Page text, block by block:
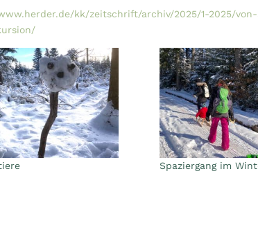
kk/zeitschrift/archiv/2025/1-2025/
Spaziergang im